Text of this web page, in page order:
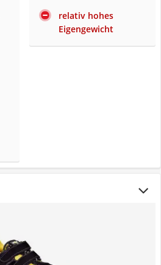
relativ hohes
Eigengewicht